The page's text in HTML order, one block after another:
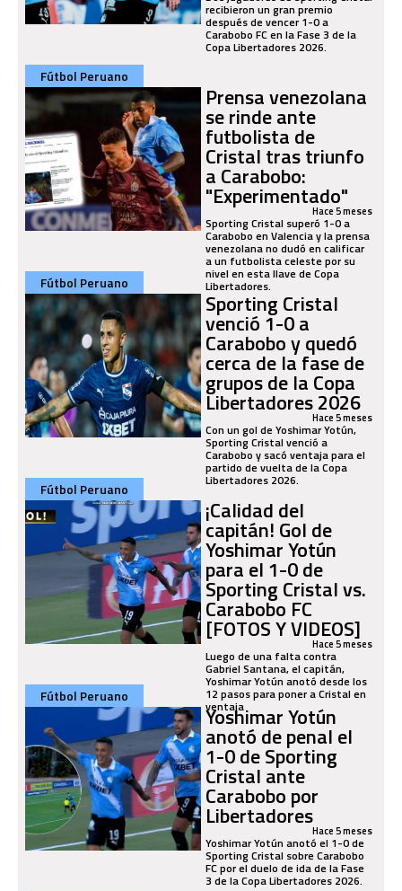
recibieron un gran premio
después de vencer 1-0 a
Carabobo FC en la Fase 3 de la
Copa Libertadores 2026.
Fútbol Peruano
Prensa venezolana
se rinde ante
futbolista de
Cristal tras triunfo
a Carabobo:
"Experimentado"
Hace 5 meses
Sporting Cristal superó 1-0 a
Carabobo en Valencia y la prensa
venezolana no dudó en calificar
a un futbolista celeste por su
nivel en esta llave de Copa
Libertadores.
Fútbol Peruano
Sporting Cristal
venció 1-0 a
Carabobo y quedó
cerca de la fase de
grupos de la Copa
Libertadores 2026
Hace 5 meses
Con un gol de Yoshimar Yotún,
Sporting Cristal venció a
Carabobo y sacó ventaja para el
partido de vuelta de la Copa
Libertadores 2026.
Fútbol Peruano
¡Calidad del
capitán! Gol de
Yoshimar Yotún
para el 1-0 de
Sporting Cristal vs.
Carabobo FC
[FOTOS Y VIDEOS]
Hace 5 meses
Luego de una falta contra
Gabriel Santana, el capitán,
Yoshimar Yotún anotó desde los
12 pasos para poner a Cristal en
ventaja
Fútbol Peruano
Yoshimar Yotún
anotó de penal el
1-0 de Sporting
Cristal ante
Carabobo por
LibertadoresHace 5 meses
Yoshimar Yotún anotó el 1-0 de
Sporting Cristal sobre Carabobo
FC por el duelo de ida de la Fase
3 de la Copa Libertadores 2026.